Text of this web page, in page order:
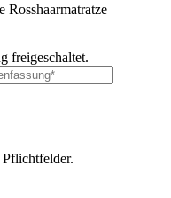
freigeschaltet.